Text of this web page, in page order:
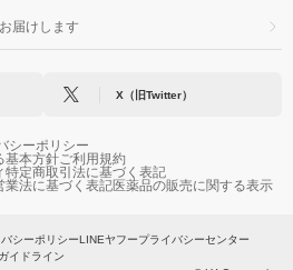
届けします
X（旧Twitter）
シーポリシー
基本方針ご利用規約
特定商取引法に基づく表記
業法に基づく表記医薬品の販売に関する表示
シーポリシーLINEヤフープライバシーセンター
イドライン